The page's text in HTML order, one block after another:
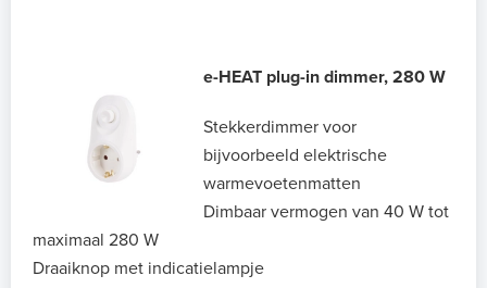
e-HEAT plug-in dimmer, 280 W
Stekkerdimmer voor
bijvoorbeeld elektrische
warmevoetenmatten
Dimbaar vermogen van 40 W tot
maximaal 280 W
Draaiknop met indicatielampje